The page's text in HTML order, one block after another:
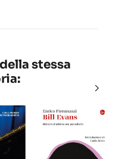
stessa